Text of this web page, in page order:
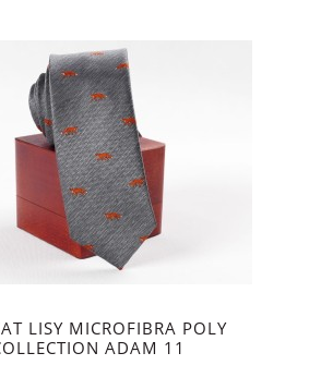
LISY MICROFIBRA POLY
ADAM 11